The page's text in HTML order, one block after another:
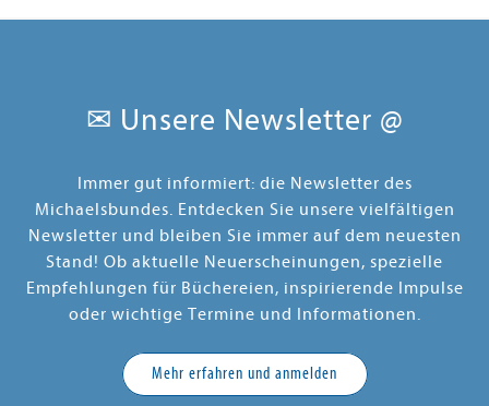
✉ Unsere Newsletter @
Immer gut informiert: die Newsletter des
Michaelsbundes. Entdecken Sie unsere vielfältigen
Newsletter und bleiben Sie immer auf dem neuesten
Stand! Ob aktuelle Neuerscheinungen, spezielle
Empfehlungen für Büchereien, inspirierende Impulse
oder wichtige Termine und Informationen.
Mehr erfahren und anmelden